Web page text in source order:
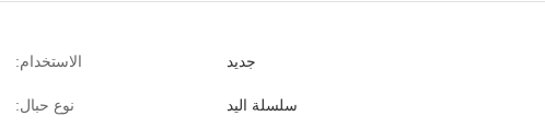
جديد الاستخدام:
سلسلة اليد نوع حبال: